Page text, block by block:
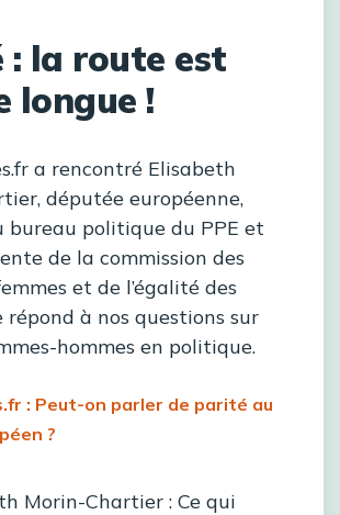
: la route est
longue !
a rencontré Elisabeth
députée européenne,
bureau politique du PPE et
de la commission des
et de l’égalité des
répond à nos questions sur
hommes en politique.
: Peut-on parler de parité au
?
Morin-Chartier : Ce qui